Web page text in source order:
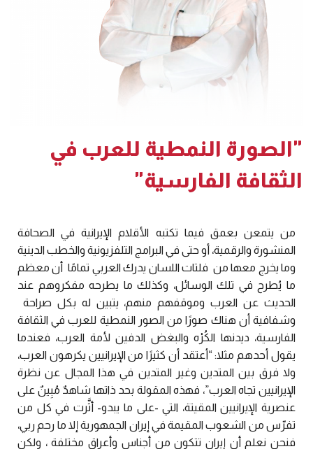
"الصورة النمطية للعرب في
الثقافة الفارسية"
من يتمعن بعمق فيما تكتبه الأقلام الإيرانية في الصحافة
المنشورة والرقمية، أو حتى في البرامج التلفزيونية والخطب الدينية
وما يخرج معها من فلتات اللسان يدرك العربي تمامًا أن معظم
ما يُطرح في تلك الوسائل، وكذلك ما يطرحه مفكروهم عند
الحديث عن العرب وموقفهم منهم، يتبين له بكل صراحة
وشفافية أن هناك صورًا من الصور النمطية للعرب في الثقافة
الفارسية، ديدنها الكُرْه والبغض الدفين لأمة العرب، فعندما
يقول أحدهم مثلا: “أعتقد أن كثيرًا من الإيرانيين يكرهون العرب،
ولا فرق بين المتدين وغير المتدين في هذا المجال عن نظرة
الإيرانيين تجاه العرب”، فهذه المقولة بحد ذاتها شاهدٌ مُبِينٌ على
عنصرية الإيرانيين المقيتة، التي -على ما يبدو- أثَّرت في كل من
تفرّس من الشعوب المقيمة في إيران الجمهورية إلا ما رحم ربي،
فنحن نعلم أن إيران تتكون من أجناس وأعراق مختلفة ، ولكن